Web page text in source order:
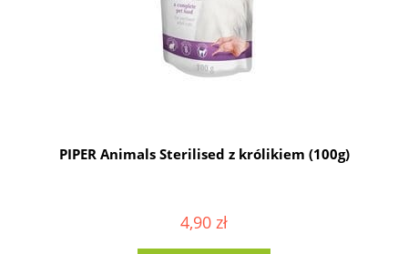
PIPER Animals Sterilised z królikiem (100g)
4,90 zł